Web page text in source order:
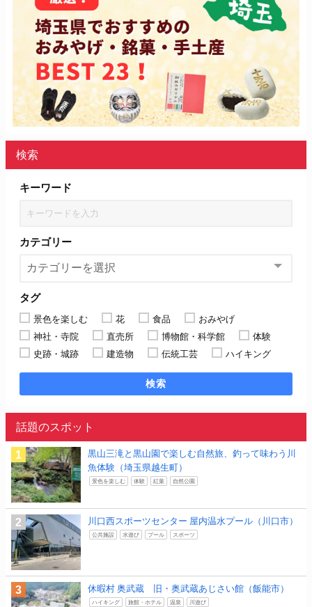
検索
キーワード
カテゴリー
タグ
景色を楽しむ 花 食品
おみやげ
神社・寺院
直売所 博物館・科学館
体験
史跡・城跡
建造物 伝統工芸 ハイキング
検索
話題のスポット
黒山三滝と黒山園で楽しむ自然旅、釣って味わう川
魚体験（埼玉県越生町）
景色を楽しむ 体験 紅葉 自然公園
川口西スポーツセンター 屋内温水プール（川口市）
公共施設 水遊び プール スポーツ
休暇村 奥武蔵 旧・奥武蔵あじさい館（飯能市）
ハイキング 旅館・ホテル 温泉 川遊び